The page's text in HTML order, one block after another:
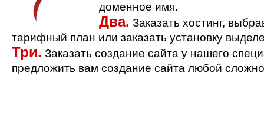
доменное имя.
Два. Заказать хостинг,
тарифный план или заказать установку
Три. Заказать создание сайта у нашего
предложить вам создание сайта любой